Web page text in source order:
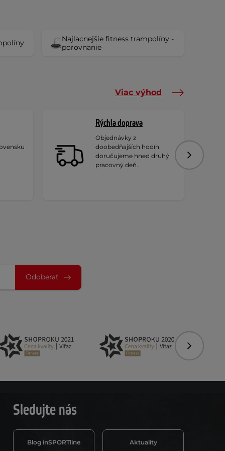
Najlacnejšie fitness trampolíny -
porovnanie
Viac výhod
Rýchla doprava
Objednávky z
doobedňajších hodín
doručujeme hneď druhý
pracovný deň.
Odoberať
Sledujte nás
Blog inSPORTline Aktuality